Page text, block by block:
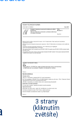
3 strany
(kliknutím
zvětšíte)